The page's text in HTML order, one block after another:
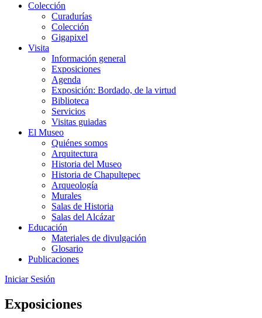
Colección
Curadurías
Colección
Gigapixel
Visita
Información general
Exposiciones
Agenda
Exposición: Bordado, de la virtud
Biblioteca
Servicios
Visitas guiadas
El Museo
Quiénes somos
Arquitectura
Historia del Museo
Historia de Chapultepec
Arqueología
Murales
Salas de Historia
Salas del Alcázar
Educación
Materiales de divulgación
Glosario
Publicaciones
Iniciar Sesión
Exposiciones